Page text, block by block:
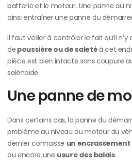
batterie et le moteur. Une panne au
ainsi entraîner une panne du
Il faut veiller à contrôler le fait qu’il
de poussière ou de saletéà cet
pièce est bien intacte sans coupure
solénoïde.
Une panne de
Dans certains cas, la panne du
problème au niveau du moteur du
dernier connaisse un encrassement
ou encore une usure des balais.